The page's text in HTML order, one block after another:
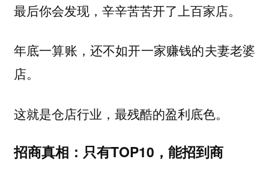
最后你会发现，辛辛苦苦开了上百家店。
年底一算账，还不如开一家赚钱的夫妻老婆
店。
这就是仓店行业，最残酷的盈利底色。
招商真相：只有TOP10，能招到商